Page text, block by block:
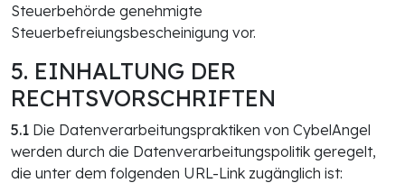
Steuerbehörde genehmigte
Steuerbefreiungsbescheinigung vor.
5. EINHALTUNG DER
RECHTSVORSCHRIFTEN
5.1 Die Datenverarbeitungspraktiken von CybelAngel
werden durch die Datenverarbeitungspolitik geregelt,
die unter dem folgenden URL-Link zugänglich ist: